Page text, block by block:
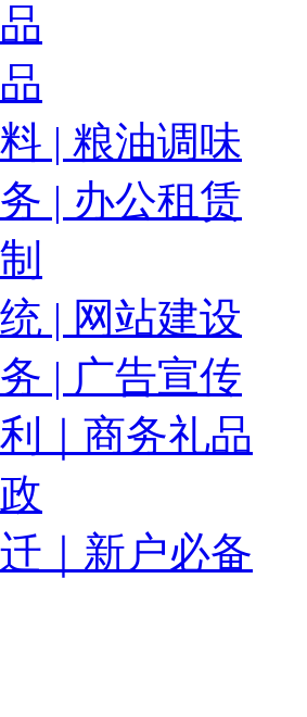
| 粮油调味
| 办公租赁
| 网站建设
| 广告宣传
｜商务礼品
｜新户必备